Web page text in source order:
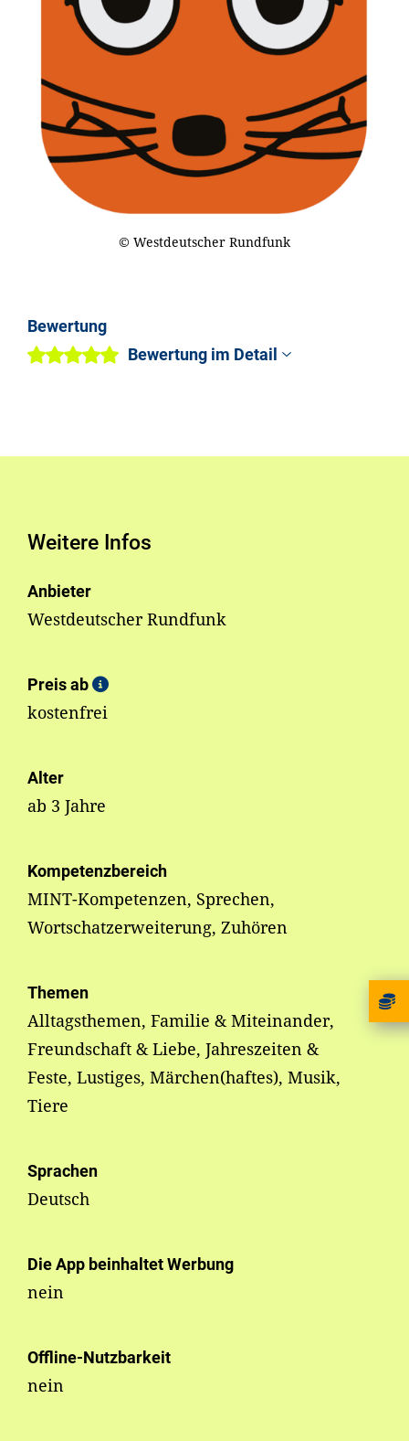
© Westdeutscher Rundfunk
Bewertung
Bewertung im Detail
Weitere Infos
Anbieter
Westdeutscher Rundfunk
Preis ab
kostenfrei
Alter
ab 3 Jahre
Kompetenzbereich
MINT-Kompetenzen, Sprechen,
Wortschatzerweiterung, Zuhören
Themen
Alltagsthemen, Familie & Miteinander,
Freundschaft & Liebe, Jahreszeiten &
Feste, Lustiges, Märchen(haftes), Musik,
Tiere
Sprachen
Deutsch
Die App beinhaltet Werbung
nein
Offline-Nutzbarkeit
nein